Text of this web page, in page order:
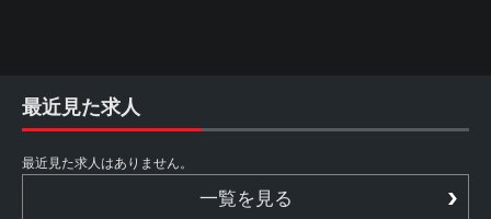
最近見た求人
最近見た求人はありません。
一覧を見る